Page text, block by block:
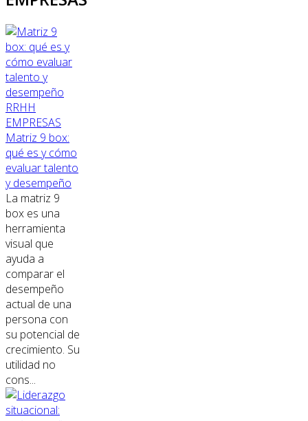
RRHH
EMPRESAS
Matriz 9 box:
qué es y cómo
evaluar talento
y desempeño
La matriz 9
box es una
herramienta
visual que
ayuda a
comparar el
desempeño
actual de una
persona con
su potencial de
crecimiento. Su
utilidad no
cons...